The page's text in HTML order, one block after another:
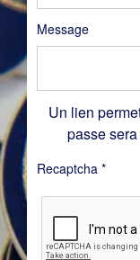
Message
Un lien
passe
Recaptcha *